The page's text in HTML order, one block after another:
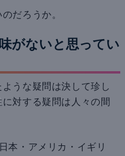
だろうか。
がないと思ってい
うな疑問は決して珍し
対する疑問は人々の間
本・アメリカ・イギリ